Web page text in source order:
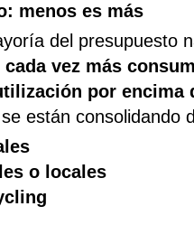
menos es más
del presupuesto
cada vez más
por encima
están consolidando
o locales